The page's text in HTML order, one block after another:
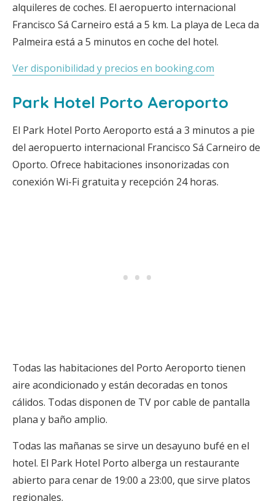
alquileres de coches. El aeropuerto internacional
Francisco Sá Carneiro está a 5 km. La playa de Leca da
Palmeira está a 5 minutos en coche del hotel.
Ver disponibilidad y precios en booking.com
Park Hotel Porto Aeroporto
El Park Hotel Porto Aeroporto está a 3 minutos a pie
del aeropuerto internacional Francisco Sá Carneiro de
Oporto. Ofrece habitaciones insonorizadas con
conexión Wi-Fi gratuita y recepción 24 horas.
Todas las habitaciones del Porto Aeroporto tienen
aire acondicionado y están decoradas en tonos
cálidos. Todas disponen de TV por cable de pantalla
plana y baño amplio.
Todas las mañanas se sirve un desayuno bufé en el
hotel. El Park Hotel Porto alberga un restaurante
abierto para cenar de 19:00 a 23:00, que sirve platos
regionales.